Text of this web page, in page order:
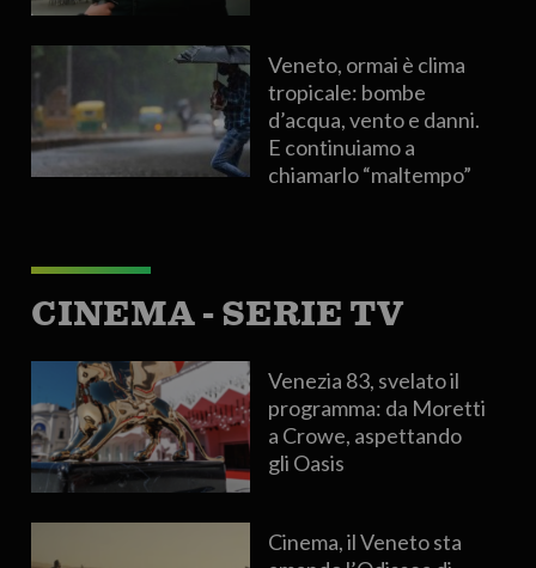
Veneto, ormai è clima
tropicale: bombe
d’acqua, vento e danni.
E continuiamo a
chiamarlo “maltempo”
CINEMA - SERIE TV
Venezia 83, svelato il
programma: da Moretti
a Crowe, aspettando
gli Oasis
Cinema, il Veneto sta